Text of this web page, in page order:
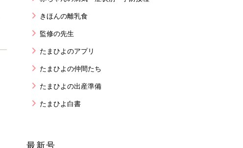
きほんの離乳食
監修の先生
たまひよのアプリ
たまひよの仲間たち
たまひよの出産準備
たまひよ白書
最新号